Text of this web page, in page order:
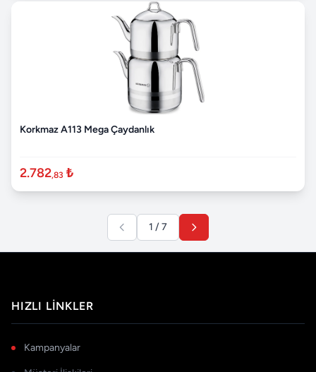
Korkmaz A113 Mega Çaydanlık
2.782,83 ₺
1 / 7
HIZLI LINKLER
Kampanyalar